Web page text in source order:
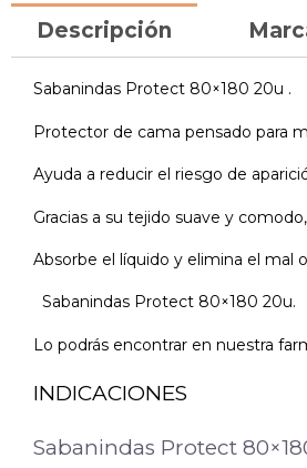
Descripción
Sabanindas Protect 80×180 20u .
Protector de cama pensado para
Ayuda a reducir el riesgo de
Gracias a su tejido suave y
Absorbe el líquido y elimina el mal
Sabanindas Protect 80×180 20u.
Lo podrás encontrar en nuestra
INDICACIONES
Sabanindas Protect